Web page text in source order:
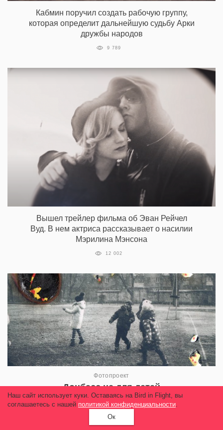
Кабмин поручил создать рабочую группу,
которая определит дальнейшую судьбу Арки
дружбы народов
9 789
Вышел трейлер фильма об Эван Рейчел
Вуд. В нем актриса рассказывает о насилии
Мэрилина Мэнсона
12 002
Фотопроект
Донбасс не для детей
12 303
Наш сайт использует куки. Оставаясь на Bird in Flight, вы
соглашаетесь с нашей политикой конфиденциальности.
Ок